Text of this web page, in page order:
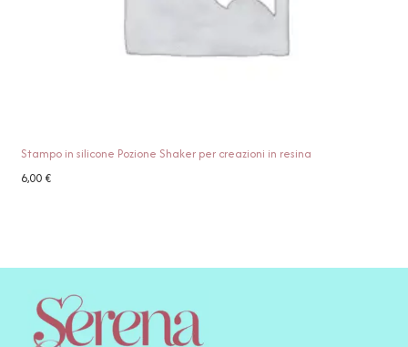
Stampo in silicone Pozione Shaker per creazioni in resina
6,00€